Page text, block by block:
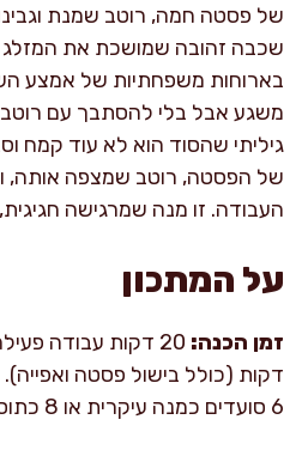
של פסטה חמה, רוטב שמנת
שכבה זהובה שמושכת את המזלג
בארוחות משפחתיות של אמצע
משגע אבל בלי להסתבך עם
גיליתי שהסוד הוא לא עוד קמח
של הפסטה, רוטב שמצפה אותה,
העבודה. זו מנה שמרגישה חגיגית,
על המתכון
זמן הכנה:
דקות (כולל בישול פסטה ואפייה).
6 סועדים כמנה עיקרית או 8 כתוספת נדיבה.